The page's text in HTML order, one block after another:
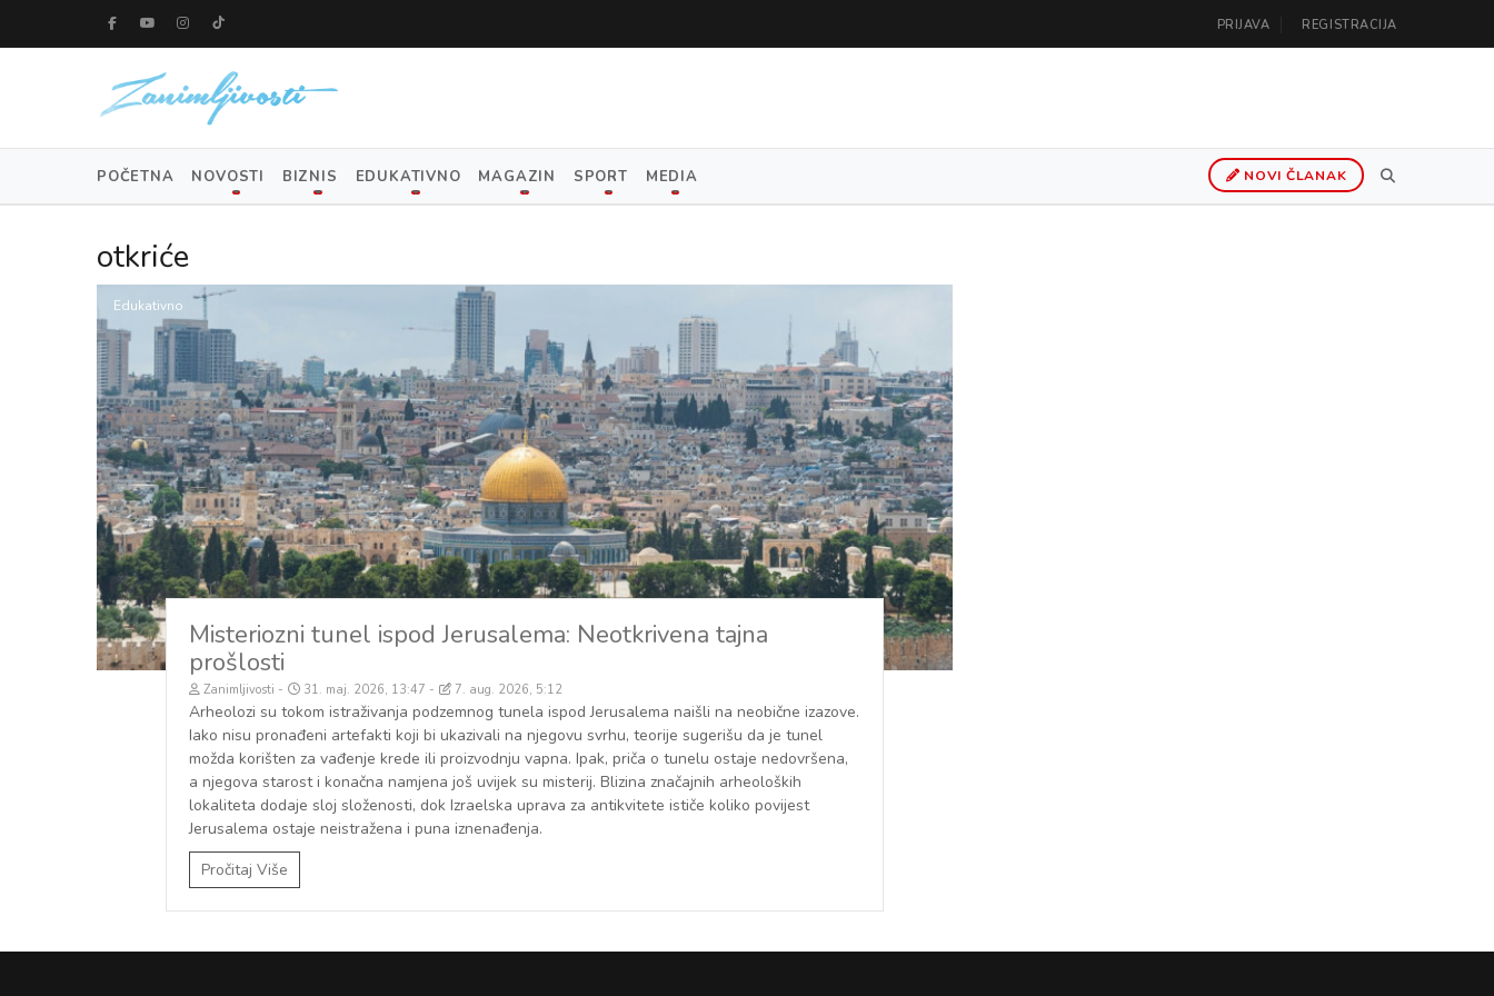
PRIJAVA REGISTRACIJA
POČETNA NOVOSTI BIZNIS EDUKATIVNO MAGAZIN SPORT MEDIA NOVI ČLANAK
otkriće
Edukativno
Misteriozni tunel ispod Jerusalema: Neotkrivena tajna
prošlosti
Zanimljivosti 31. maj. 2026, 13:47 7. aug. 2026, 5:12
Arheolozi su tokom istraživanja podzemnog tunela ispod Jerusalema naišli na neobične izazove.
Iako nisu pronađeni artefakti koji bi ukazivali na njegovu svrhu, teorije sugerišu da je tunel
možda korišten za vađenje krede ili proizvodnju vapna. Ipak, priča o tunelu ostaje nedovršena,
a njegova starost i konačna namjena još uvijek su misterij. Blizina značajnih arheoloških
lokaliteta dodaje sloj složenosti, dok Izraelska uprava za antikvitete ističe koliko povijest
Jerusalema ostaje neistražena i puna iznenađenja.
Pročitaj Više